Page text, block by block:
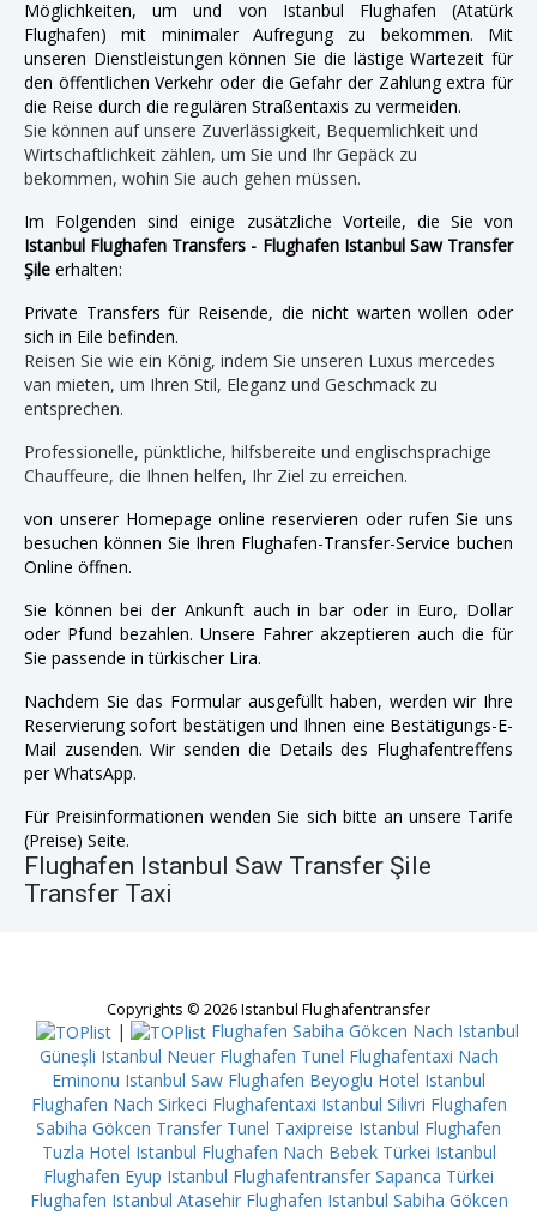
Möglichkeiten, um und von Istanbul Flughafen (Atatürk
Flughafen) mit minimaler Aufregung zu bekommen. Mit
unseren Dienstleistungen können Sie die lästige Wartezeit für
den öffentlichen Verkehr oder die Gefahr der Zahlung extra für
die Reise durch die regulären Straßentaxis zu vermeiden.
Sie können auf unsere Zuverlässigkeit, Bequemlichkeit und
Wirtschaftlichkeit zählen, um Sie und Ihr Gepäck zu
bekommen, wohin Sie auch gehen müssen.
Im Folgenden sind einige zusätzliche Vorteile, die Sie von
Istanbul Flughafen Transfers - Flughafen Istanbul Saw Transfer
Şile erhalten:
Private Transfers für Reisende, die nicht warten wollen oder
sich in Eile befinden.
Reisen Sie wie ein König, indem Sie unseren Luxus mercedes
van mieten, um Ihren Stil, Eleganz und Geschmack zu
entsprechen.
Professionelle, pünktliche, hilfsbereite und englischsprachige
Chauffeure, die Ihnen helfen, Ihr Ziel zu erreichen.
von unserer Homepage online reservieren oder rufen Sie uns
besuchen können Sie Ihren Flughafen-Transfer-Service buchen
Online öffnen.
Sie können bei der Ankunft auch in bar oder in Euro, Dollar
oder Pfund bezahlen. Unsere Fahrer akzeptieren auch die für
Sie passende in türkischer Lira.
Nachdem Sie das Formular ausgefüllt haben, werden wir Ihre
Reservierung sofort bestätigen und Ihnen eine Bestätigungs-E-
Mail zusenden. Wir senden die Details des Flughafentreffens
per WhatsApp.
Für Preisinformationen wenden Sie sich bitte an unsere Tarife
(Preise) Seite.
Flughafen Istanbul Saw Transfer Şile
Transfer Taxi
Copyrights © 2026 Istanbul Flughafentransfer
|
Flughafen Sabiha Gökcen Nach Istanbul
Güneşli Istanbul Neuer Flughafen Tunel Flughafentaxi Nach
Eminonu Istanbul Saw Flughafen Beyoglu Hotel Istanbul
Flughafen Nach Sirkeci Flughafentaxi Istanbul Silivri Flughafen
Sabiha Gökcen Transfer Tunel Taxipreise Istanbul Flughafen
Tuzla Hotel Istanbul Flughafen Nach Bebek Türkei Istanbul
Flughafen Eyup Istanbul Flughafentransfer Sapanca Türkei
Flughafen Istanbul Atasehir Flughafen Istanbul Sabiha Gökcen